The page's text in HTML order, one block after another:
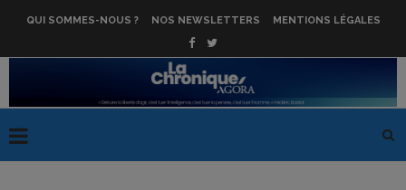
QUI SOMMES-NOUS ? NOS NEWSLETTERS MENTIONS LÉGALES